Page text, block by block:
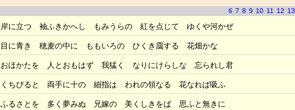
6 7 8 9 10 11 12 13
岸に立つ 袖ふきかへし もみうらの 紅を点じて ゆくや河かぜ
目に青き 穂麦の中に ももいろの ひくき靄する 花畑かな
おほかたを 人とおもはず 我猛く なりにけらしな 忘られし君
くちびると 両手に十の 細指は われの領なる 花なれば吸ふ
ふるさとを 多く夢みぬ 兄嫁の 美くしきをば 思ふと無きに